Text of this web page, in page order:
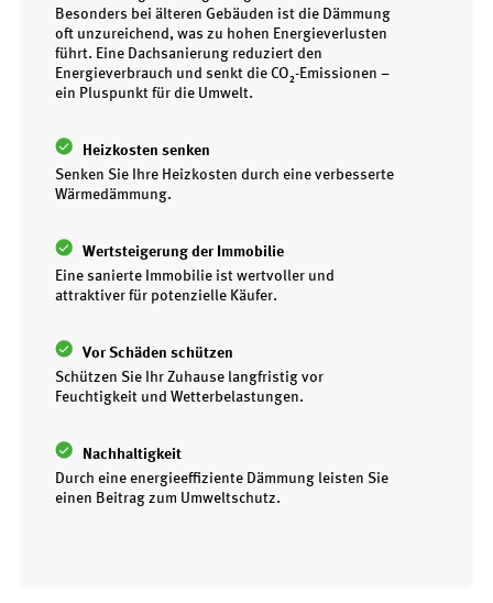
Besonders bei älteren Gebäuden ist die Dämmung
oft unzureichend, was zu hohen Energieverlusten
führt. Eine Dachsanierung reduziert den
Energieverbrauch und senkt die CO₂-Emissionen –
ein Pluspunkt für die Umwelt.
Heizkosten senken
Senken Sie Ihre Heizkosten durch eine verbesserte
Wärmedämmung.
Wertsteigerung der Immobilie
Eine sanierte Immobilie ist wertvoller und
attraktiver für potenzielle Käufer.
Vor Schäden schützen
Schützen Sie Ihr Zuhause langfristig vor
Feuchtigkeit und Wetterbelastungen.
Nachhaltigkeit
Durch eine energieeffiziente Dämmung leisten Sie
einen Beitrag zum Umweltschutz.